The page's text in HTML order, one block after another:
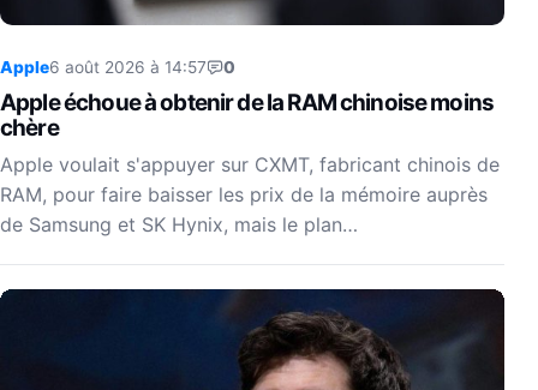
Apple6 août 2026 à 14:57 0
Apple échoue à obtenir de la RAM chinoise moins
chère
Apple voulait s'appuyer sur CXMT, fabricant chinois de
RAM, pour faire baisser les prix de la mémoire auprès
de Samsung et SK Hynix, mais le plan…